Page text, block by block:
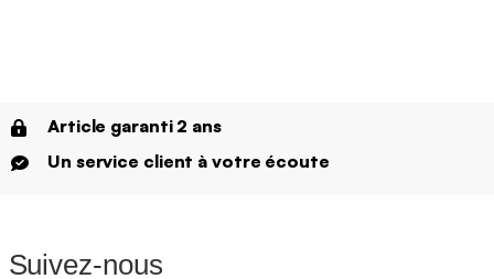
Article garanti 2 ans
Un service client à votre écoute
Suivez-nous